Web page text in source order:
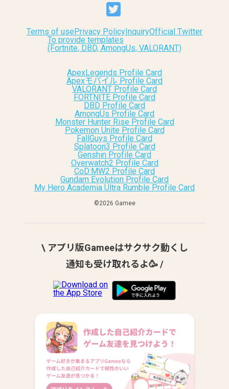
Terms of usePrivacy Policy InquiryOfficial Twitter
To provide templates
(Fortnite, DBD, AmongUs, VALORANT)
ApexLegends Profile Card
Apexモバイル Profile Card
VALORANT Profile Card
FORTNITE Profile Card
DBD Profile Card
AmongUs Profile Card
Monster Hunter Rise Profile Card
Pokemon Unite Profile Card
FallGuys Profile Card
Splatoon3 Profile Card
Genshin Profile Card
Overwatch2 Profile Card
CoD:MW2 Profile Card
Gundam Evolution Profile Card
My Hero Academia Ultra Rumble Profile Card
©︎2026 Gamee
\ アプリ版Gameeはサクサク動くし
通知も受け取れるよ🥳 /